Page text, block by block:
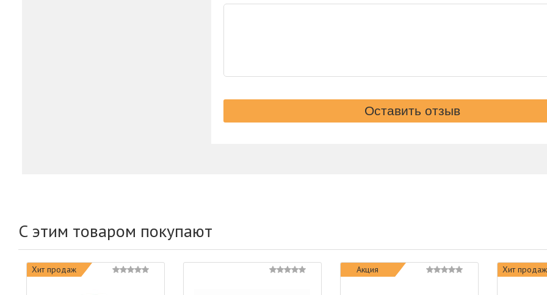
С этим товаром покупают
Хит продаж Акция Хит продаж